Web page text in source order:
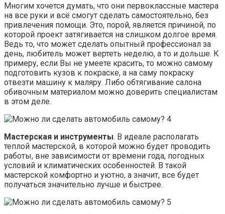
Многим хочется думать, что они первоклассные мастера
на все руки и всё смогут сделать самостоятельно, без
привлечения помощи. Это, порой, является причиной, по
которой проект затягивается на слишком долгое время.
Ведь то, что может сделать опытный профессионал за
день, любитель может вертеть неделю, а то и дольше. К
примеру, если Вы не умеете красить, то можно самому
подготовить кузов к покраске, а на саму покраску
отвезти машину к маляру. Либо обтягивание салона
обивочным материалом можно доверить специалистам
в этом деле.
Мастерская и инструменты. В идеале располагать
теплой мастерской, в которой можно будет проводить
работы, вне зависимости от времени года, погодных
условий и климатических особенностей. В такой
мастерской комфортно и уютно, а значит, все будет
получаться значительно лучше и быстрее.